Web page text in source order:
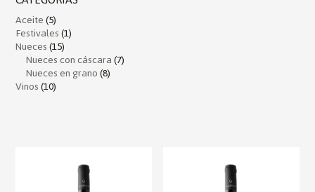
Aceite(5)
Festivales(1)
Nueces(15)
Nueces con cáscara(7)
Nueces en grano(8)
Vinos(10)